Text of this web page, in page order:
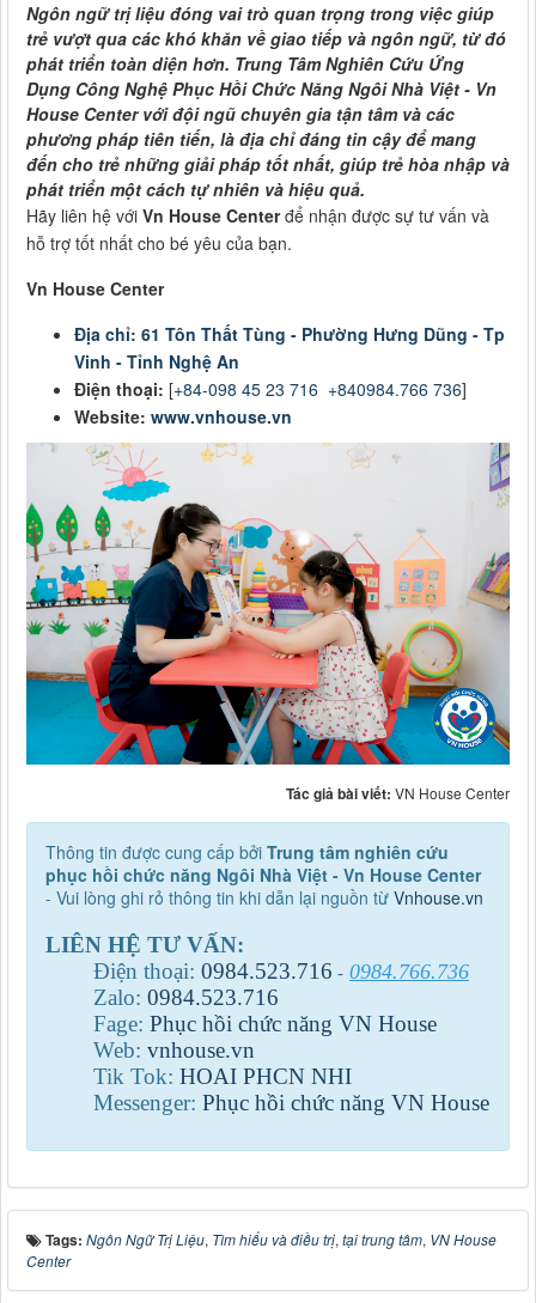
Ngôn ngữ trị liệu đóng vai trò quan trọng trong việc giúp
trẻ vượt qua các khó khăn về giao tiếp và ngôn ngữ, từ đó
phát triển toàn diện hơn. Trung Tâm Nghiên Cứu Ứng
Dụng Công Nghệ Phục Hồi Chức Năng Ngôi Nhà Việt - Vn
House Center với đội ngũ chuyên gia tận tâm và các
phương pháp tiên tiến, là địa chỉ đáng tin cậy để mang
đến cho trẻ những giải pháp tốt nhất, giúp trẻ hòa nhập và
phát triển một cách tự nhiên và hiệu quả.
Hãy liên hệ với Vn House Centerđể nhận được sự tư vấn và
hỗ trợ tốt nhất cho bé yêu của bạn.
Vn House Center
Địa chỉ: 61 Tôn Thất Tùng - Phường Hưng Dũng - Tp
Vinh - Tỉnh Nghệ An
Điện thoại: [+84-098 45 23 716 +840984.766 736]
Website: www.vnhouse.vn
Tác giả bài viết: VN House Center
Thông tin được cung cấp bởi Trung tâm nghiên cứu
phục hồi chức năng Ngôi Nhà Việt - Vn House Center
- Vui lòng ghi rỏ thông tin khi dẫn lại nguồn từ Vnhouse.vn
LIÊN HỆ TƯ VẤN:
Điện thoại: 0984.523.716 - 0984.766.736
Zalo: 0984.523.716
Fage: Phục hồi chức năng VN House
Web: vnhouse.vn
Tik Tok: HOAI PHCN NHI
Messenger: Phục hồi chức năng VN House
Tags: Ngôn Ngữ Trị Liệu, Tìm hiểu và điều trị, tại trung tâm, VN House
Center